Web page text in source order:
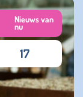
Nieuws van
nu
17